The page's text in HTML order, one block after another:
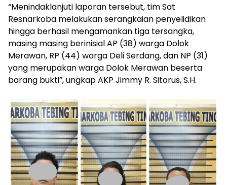
“Menindaklanjuti laporan tersebut, tim Sat
Resnarkoba melakukan serangkaian penyelidikan
hingga berhasil mengamankan tiga tersangka,
masing masing berinisial AP (38) warga Dolok
Merawan, RP (44) warga Deli Serdang, dan NP (31)
yang merupakan warga Dolok Merawan beserta
barang bukti”, ungkap AKP Jimmy R. Sitorus, S.H.